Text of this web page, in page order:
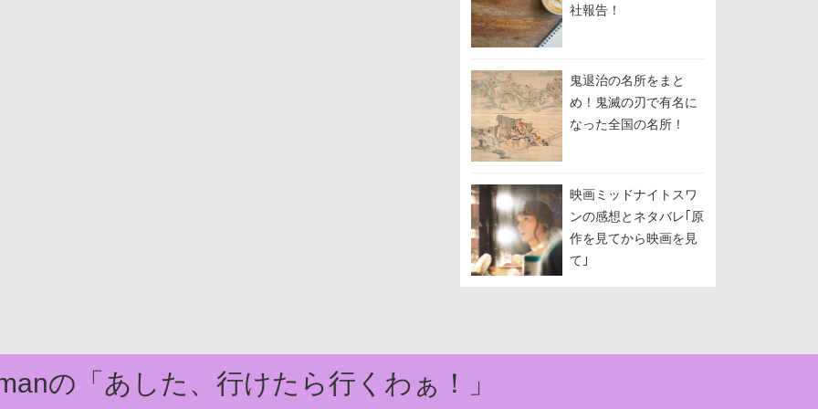
社報告！
鬼退治の名所をまと
め！鬼滅の刃で有名に
なった全国の名所！
映画ミッドナイトスワ
ンの感想とネタバレ｢原
作を見てから映画を見
て｣
の「あした、行けたら行くわぁ！」